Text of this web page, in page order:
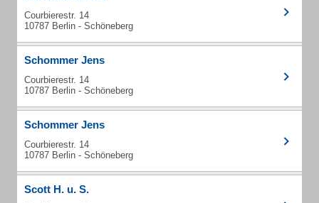
Courbierestr. 14
10787 Berlin - Schöneberg
Schommer Jens
Courbierestr. 14
10787 Berlin - Schöneberg
Schommer Jens
Courbierestr. 14
10787 Berlin - Schöneberg
Scott H. u. S.